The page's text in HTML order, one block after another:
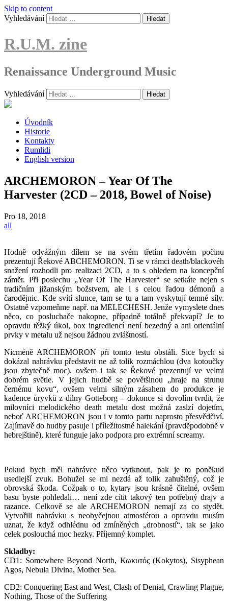
Skip to content
Vyhledávání
R.U.M. zine
Renaissance Underground Music
Vyhledávání
Úvodník
Historie
Kontakty
Rumlidi
English version
ARCHEMORON – Year Of The
Harvester (2CD – 2018, Bowel of Noise)
Pro 18, 2018
all
Hodně odvážným dílem se na svém třetím řadovém počinu
prezentují Řekové ABCHEMORON. Ti se v rámci death/blackovéh
snažení rozhodli pro realizaci 2CD, a to s ohledem na koncepční
záměr. Při poslechu „Year Of The Harvester“ se setkáte nejen s
tradičním jižanským božstvem, ale i s celou řadou démonů a
čarodějnic. Kde svítí slunce, tam se tu a tam vyskytují temné síly.
Ostatně vzpomeňme např. na MELECHESH. Jenže vymyslete dnes
něco, co posluchače nakopne, případně totálně překvapí? Je to
opravdu těžký úkol, box ingrediencí není bezedný a ani orientální
prvky v metalu už nejsou žádnou zvláštností.
Nicméně ARCHEMORON při tomto testu obstáli. Sice bych si
dokázal nahrávku představit ne až tolik rozmáchlou (dva kotoučky
jsou zbytečně moc), ovšem i tak se Řekové prezentují ve velmi
dobrém světle. V jejich hudbě se povětšinou „hraje na strunu
černému kovu“, ovšem velmi silným zásahem do produkce je
kadence úryvků z dílny Gotteborg – dokonce si dovolím tvrdit, že
milovníci melodického death metalu dost možná zaslzí dojetím,
neboť ARCHEMORON jsou i v tomto partu naprosto přesvědčiví.
Zajímavě do hudby pasuje i příležitostné halekání (pravděpodobně v
hebrejštině), které funguje jako podpora pro extrémní screamy.
Pokud bych měl nahrávce něco vytknout, pak je to poněkud
usedlejší zvuk. Bohužel se mi nezdá až tolik zahuštěný, což je
obrovská škoda. Cožpak o to, kytary jsou krásně čitelné, ovšem
basu byste pohledali… není zde cítit takový ten potřebný drajv a
razance. Celkově se ale ARCHEMORON nemají za co stydět.
Vytvořili nahrávku s neobyčejnou atmosférou a opravdu musím
uznat, že když odhlédnu od zmíněných „drobností“, tak se jako
celek poslouchá moc hezky. Příjemný komplet.
Skladby:
CD1: Somewhere Beyond North, Κωκυτός (Kokytos), Sisyphean
Agos, Nebula Divina, Mother Sea.
CD2: Conquering East and West, Clash of Denial, Crawling Plague,
Nothing, Those of the Suffering